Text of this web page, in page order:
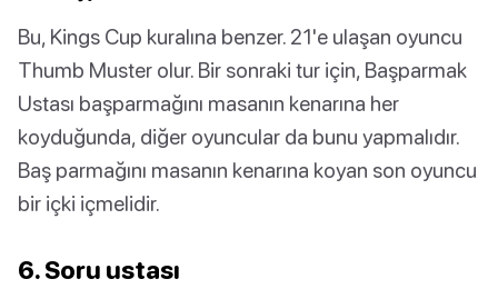
Bu, Kings Cup kuralına benzer. 21'e ulaşan oyuncu
Thumb Muster olur. Bir sonraki tur için, Başparmak
Ustası başparmağını masanın kenarına her
koyduğunda, diğer oyuncular da bunu yapmalıdır.
Baş parmağını masanın kenarına koyan son oyuncu
bir içki içmelidir.
6. Soru ustası